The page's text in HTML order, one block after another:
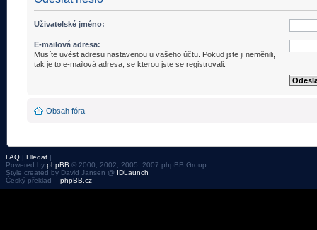
Uživatelské jméno:
E-mailová adresa:
Musíte uvést adresu nastavenou u vašeho účtu. Pokud jste ji neměnili,
tak je to e-mailová adresa, se kterou jste se registrovali.
Obsah fóra
FAQ | Hledat |
Powered by phpBB © 2000, 2002, 2005, 2007 phpBB Group
Style created by David Jansen @ IDLaunch
Český překlad – phpBB.cz